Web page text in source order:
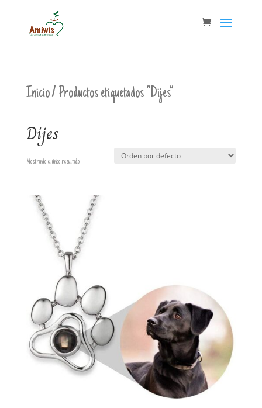
Inicio/ Productos etiquetados “Dijes”
Dijes
Mostrando el único resultado